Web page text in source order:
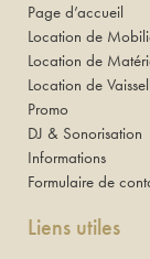
Page d’accueil
Location de
Location de
Location de
Promo
DJ & Sonorisation
Informations
Formulaire de
Liens utiles